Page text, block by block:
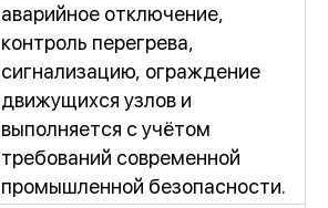
аварийное отключение,
контроль перегрева,
сигнализацию, ограждение
движущихся узлов и
выполняется с учётом
требований современной
промышленной безопасности.